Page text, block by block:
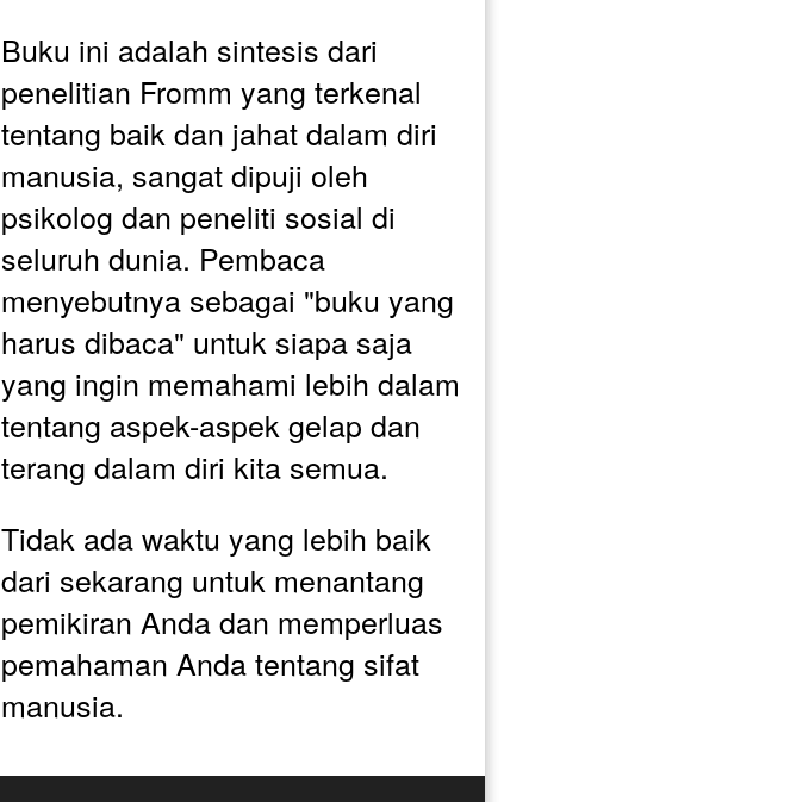
Buku ini adalah sintesis dari
penelitian Fromm yang terkenal
tentang baik dan jahat dalam diri
manusia, sangat dipuji oleh
psikolog dan peneliti sosial di
seluruh dunia. Pembaca
menyebutnya sebagai "buku yang
harus dibaca" untuk siapa saja
yang ingin memahami lebih dalam
tentang aspek-aspek gelap dan
terang dalam diri kita semua.
Tidak ada waktu yang lebih baik
dari sekarang untuk menantang
pemikiran Anda dan memperluas
pemahaman Anda tentang sifat
manusia.